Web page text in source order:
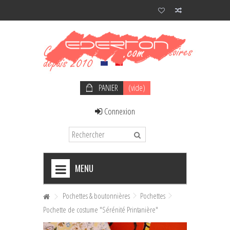
PANIER
(vide)
Connexion
MENU
NOEUDS PAPILLON HOMME
+
NOEUDS PAPILLON FEMME
Pochettes & boutonnières
Pochettes
Pochette de costume "Sérénité Printanière"